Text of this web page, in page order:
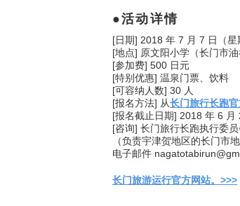
活动详情
[日期] 2018 年 7 月 7 日（
[地点] 原文阳小学（长门市油
[参加费] 500 日元
[特别优惠] 温泉门票、饮料
[可容纳人数] 30 人
[报名方法] 从长门旅行长跑
[报名截止日期] 2018 年 6 月
[咨询] 长门旅行长跑执行委
（负责宇津贺地区的长门市
电子邮件
长门旅游运行官方网站。>>>